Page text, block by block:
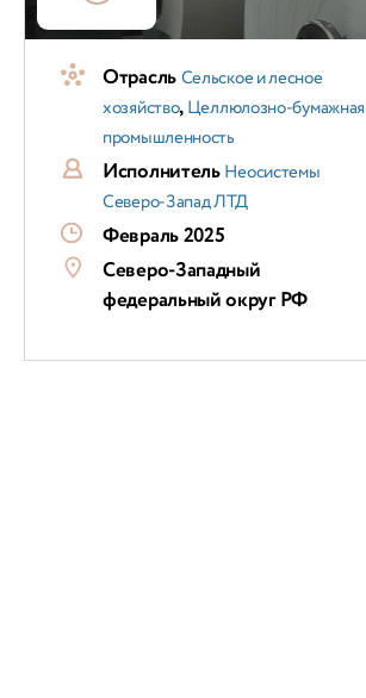
ОтрасльСельское и лесное
хозяйство,Целлюлозно-бумажная
промышленность
ИсполнительНеосистемы
Северо-Запад ЛТД
Февраль 2025
Северо-Западный
федеральный округ РФ